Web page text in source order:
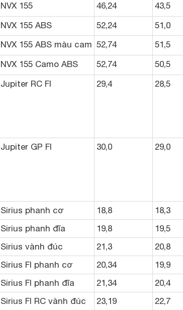
NVX 155
46,24
43,5
NVX 155 ABS
52,24
51,0
NVX 155 ABS màu cam 52,74
51,5
NVX 155 Camo ABS
52,74 50,5
Jupiter RC FI 29,4 28,5
Jupiter GP FI 30,0 29,0
Sirius phanh cơ 18,8
18,3
Sirius phanh đĩa
19,8
19,5
Sirius vành đúc
21,3
20,8
Sirius FI phanh cơ
20,34
19,9
Sirius FI phanh đĩa
21,34
20,4
Sirius FI RC vành đúc
23,19
22,7